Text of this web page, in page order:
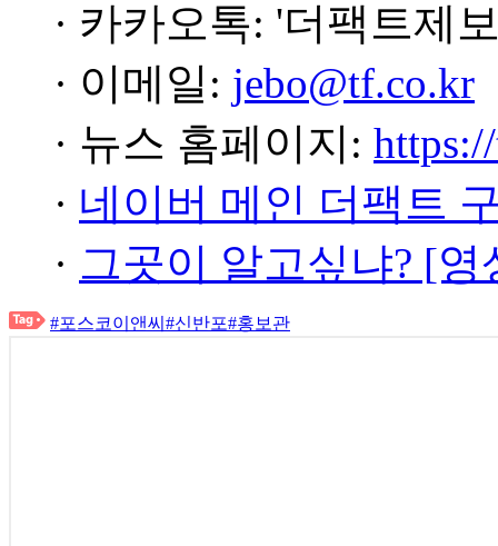
· 카카오톡: '더팩트제
· 이메일: jebo@tf.co.kr
· 뉴스 홈페이지:
· 네이버 메인 더팩트
· 그곳이 알고싶냐? [
#포스코이앤씨 #신반포#홍보관